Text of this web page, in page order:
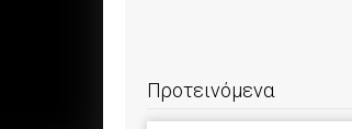
Προτεινόμενα